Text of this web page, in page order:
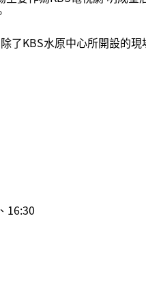
KBS水原中心所開設的
16:30